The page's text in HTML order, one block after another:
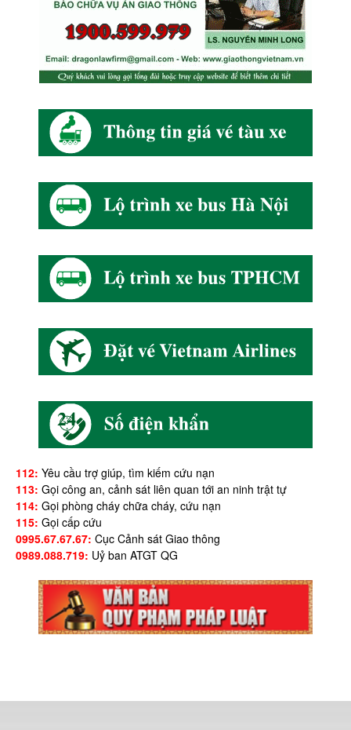
112: Yêu cầu trợ giúp, tìm kiếm cứu nạn
113: Gọi công an, cảnh sát liên quan tới an ninh trật tự
114: Gọi phòng cháy chữa cháy, cứu nạn
115: Gọi cấp cứu
0995.67.67.67: Cục Cảnh sát Giao thông
0989.088.719: Uỷ ban ATGT QG